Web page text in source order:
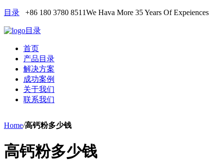
目录 +86 180 3780 8511We Hava More 35 Years Of Expeiences
目录
首页
产品目录
解决方案
成功案例
关于我们
联系我们
Home/高钙粉多少钱
高钙粉多少钱